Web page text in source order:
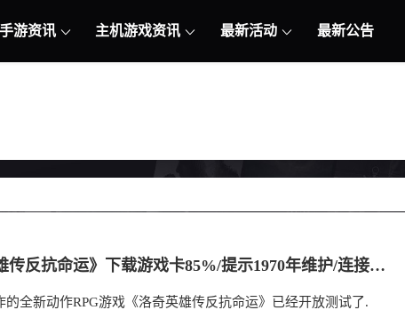
手游资讯 主机游戏资讯 最新活动 最新公告
《洛奇英雄传反抗命运》下载游戏卡85%/提示1970年维护/连接失败/黑屏闪退等问题解决合集
的全新动作RPG游戏《洛奇英雄传反抗命运》已经开放测试了.